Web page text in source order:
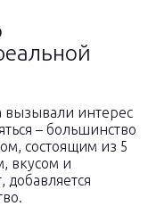
вызывали интерес
– большинство
состоящим из 5
вкусом и
добавляется